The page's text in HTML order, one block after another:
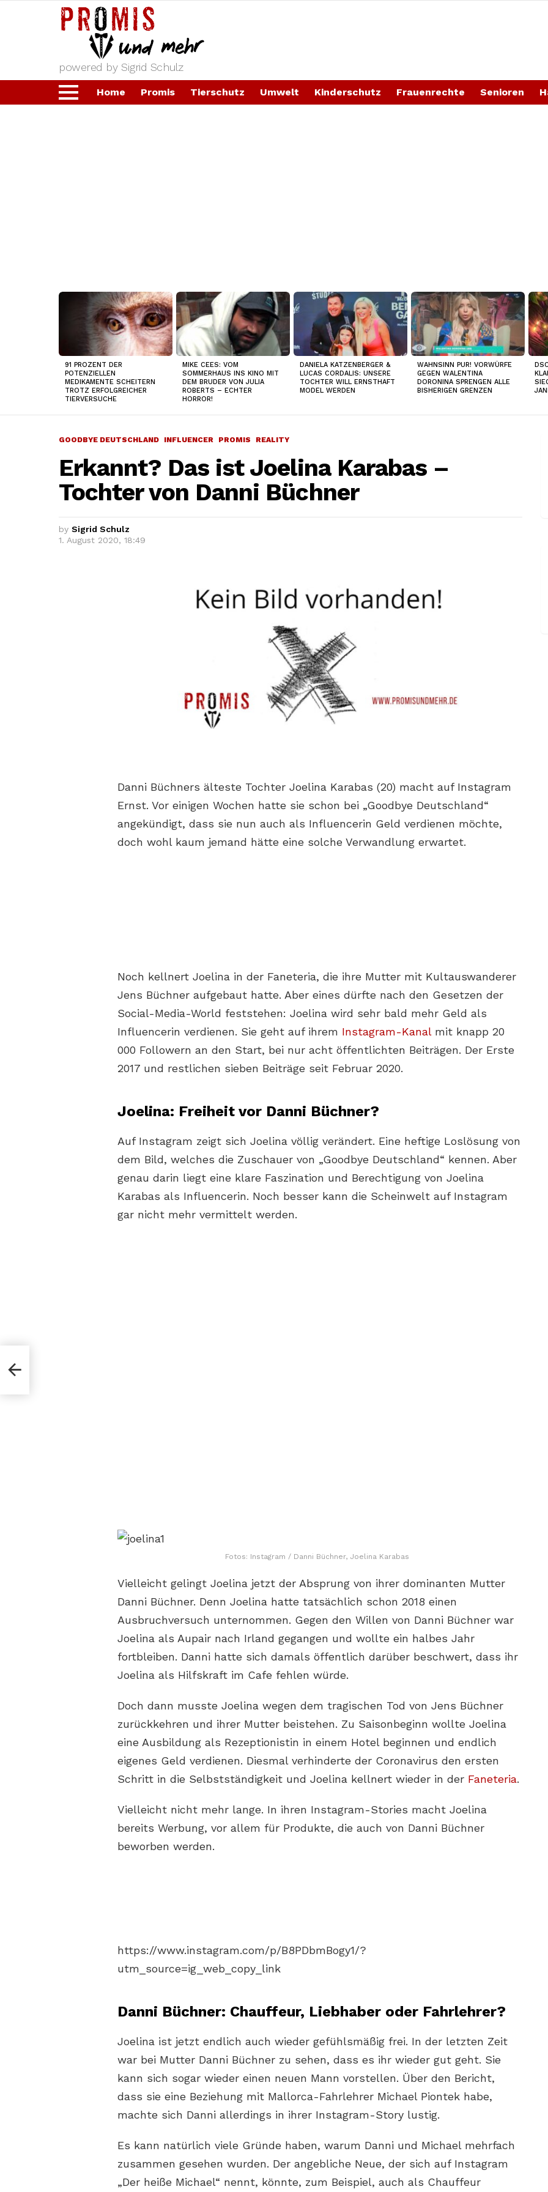
powered by Sigrid Schulz
Menu
Home Promis Tierschutz Umwelt Kinderschutz Frauenrechte Senioren
TOP
91 PROZENT DER
POTENZIELLEN
MEDIKAMENTE SCHEITERN
TROTZ ERFOLGREICHER
TIERVERSUCHE
MIKE CEES: VOM
SOMMERHAUS INS KINO MIT
DEM BRUDER VON JULIA
ROBERTS – ECHTER
HORROR!
DANIELA KATZENBERGER &
LUCAS CORDALIS: UNSERE
TOCHTER WILL ERNSTHAFT
MODEL WERDEN
WAHNSINN PUR! VORWÜRFE
GEGEN WALENTINA
DORONINA SPRENGEN ALLE
BISHERIGEN GRENZEN
GOODBYE DEUTSCHLAND INFLUENCER PROMIS REALITY
Erkannt? Das ist Joelina Karabas –
Tochter von Danni Büchner
by Sigrid Schulz
1. August 2020, 18:49
Danni Büchners älteste Tochter Joelina Karabas (20) macht auf Instagram
Ernst. Vor einigen Wochen hatte sie schon bei „Goodbye Deutschland“
angekündigt, dass sie nun auch als Influencerin Geld verdienen möchte,
doch wohl kaum jemand hätte eine solche Verwandlung erwartet.
Noch kellnert Joelina in der Faneteria, die ihre Mutter mit Kultauswanderer
Jens Büchner aufgebaut hatte. Aber eines dürfte nach den Gesetzen der
Social-Media-World feststehen: Joelina wird sehr bald mehr Geld als
Influencerin verdienen. Sie geht auf ihrem Instagram-Kanalmit knapp 20
000 Followern an den Start, bei nur acht öffentlichten Beiträgen. Der Erste
2017 und restlichen sieben Beiträge seit Februar 2020.
Joelina: Freiheit vor Danni Büchner?
Auf Instagram zeigt sich Joelina völlig verändert. Eine heftige Loslösung von
dem Bild, welches die Zuschauer von „Goodbye Deutschland“ kennen. Aber
genau darin liegt eine klare Faszination und Berechtigung von Joelina
Karabas als Influencerin. Noch besser kann die Scheinwelt auf Instagram
gar nicht mehr vermittelt werden.
Fotos: Instagram / Danni Büchner, Joelina Karabas
Vielleicht gelingt Joelina jetzt der Absprung von ihrer dominanten Mutter
Danni Büchner. Denn Joelina hatte tatsächlich schon 2018 einen
Ausbruchversuch unternommen. Gegen den Willen von Danni Büchner war
Joelina als Aupair nach Irland gegangen und wollte ein halbes Jahr
fortbleiben. Danni hatte sich damals öffentlich darüber beschwert, dass ihr
Joelina als Hilfskraft im Cafe fehlen würde.
Doch dann musste Joelina wegen dem tragischen Tod von Jens Büchner
zurückkehren und ihrer Mutter beistehen. Zu Saisonbeginn wollte Joelina
eine Ausbildung als Rezeptionistin in einem Hotel beginnen und endlich
eigenes Geld verdienen. Diesmal verhinderte der Coronavirus den ersten
Schritt in die Selbstständigkeit und Joelina kellnert wieder in der Faneteria.
Vielleicht nicht mehr lange. In ihren Instagram-Stories macht Joelina
bereits Werbung, vor allem für Produkte, die auch von Danni Büchner
beworben werden.
https://www.instagram.com/p/B8PDbmBogy1/?
utm_source=ig_web_copy_link
Danni Büchner: Chauffeur, Liebhaber oder Fahrlehrer?
Joelina ist jetzt endlich auch wieder gefühlsmäßig frei. In der letzten Zeit
war bei Mutter Danni Büchner zu sehen, dass es ihr wieder gut geht. Sie
kann sich sogar wieder einen neuen Mann vorstellen. Über den Bericht,
dass sie eine Beziehung mit Mallorca-Fahrlehrer Michael Piontek habe,
machte sich Danni allerdings in ihrer Instagram-Story lustig.
Es kann natürlich viele Gründe haben, warum Danni und Michael mehrfach
zusammen gesehen wurden. Der angebliche Neue, der sich auf Instagram
„Der heiße Michael“ nennt, könnte, zum Beispiel, auch als Chauffeur